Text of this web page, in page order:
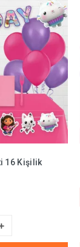
16 Kişilik